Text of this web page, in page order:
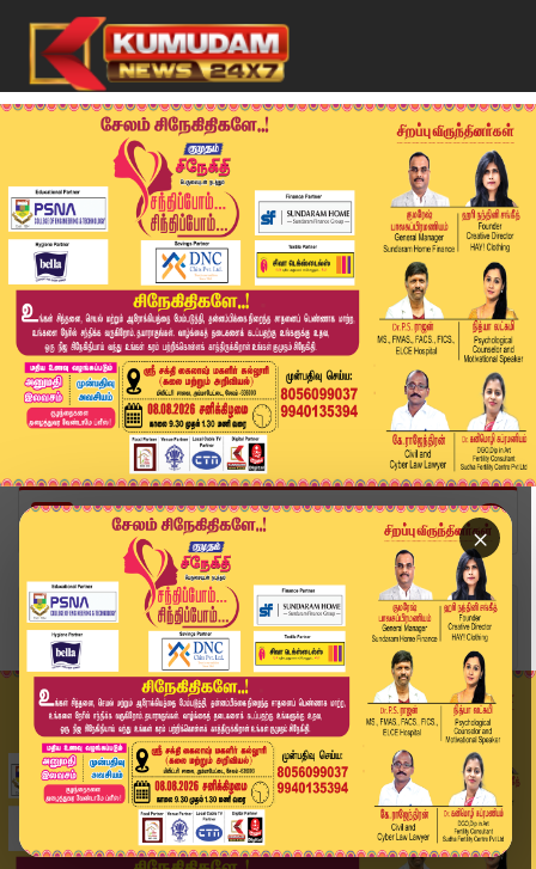
×
Home
வீடியோ ஸ்டோரி
Rain Alert | 14 மாவட்டங்களில் இன்று கனமழைக்கு வ...